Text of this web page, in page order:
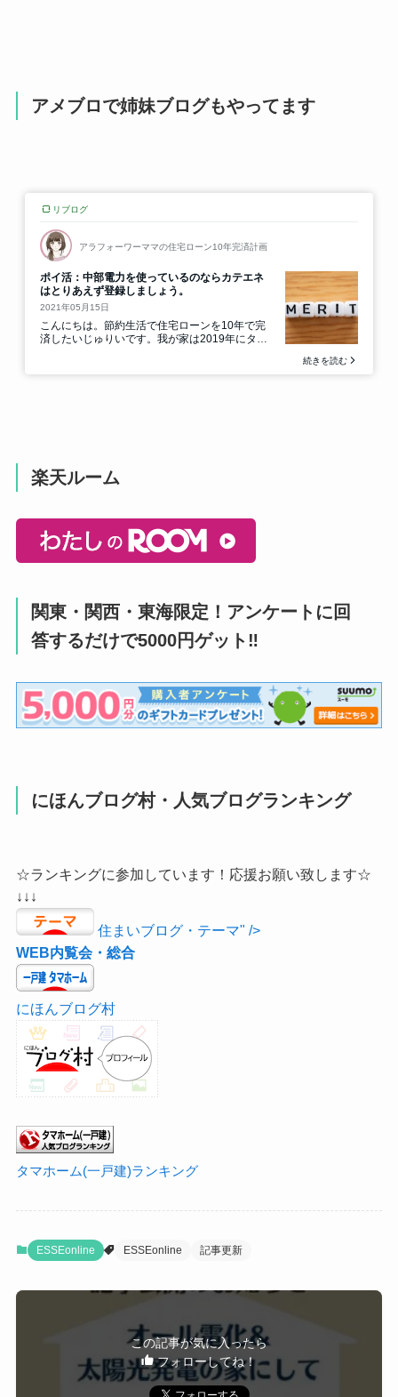
アメブロで姉妹ブログもやってます
楽天ルーム
関東・関西・東海限定！アンケートに回
答するだけで5000円ゲット‼
にほんブログ村・人気ブログランキング
☆ランキングに参加しています！応援お願い致します☆
↓↓↓
住まいブログ・テーマ" />
WEB内覧会・総合
にほんブログ村
タマホーム(一戸建)ランキング
ESSEonline ESSEonline 記事更新
この記事が気に入ったら
フォローしてね！